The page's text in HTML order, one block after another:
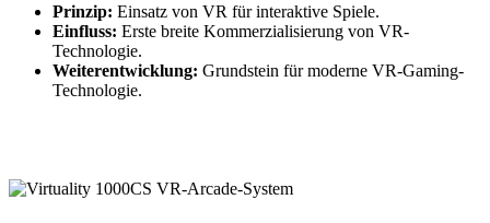
Prinzip: Einsatz von VR für interaktive Spiele.
Einfluss: Erste breite Kommerzialisierung von VR-
Technologie.
Weiterentwicklung: Grundstein für moderne VR-Gaming-
Technologie.